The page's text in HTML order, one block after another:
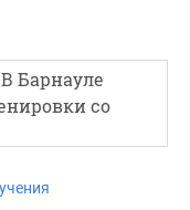
Барнауле
со
учения